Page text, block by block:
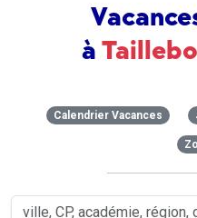
à
Calendrier Vacances